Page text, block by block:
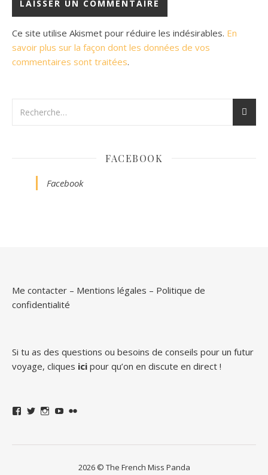
Ce site utilise Akismet pour réduire les indésirables. En
savoir plus sur la façon dont les données de vos
commentaires sont traitées.
FACEBOOK
Facebook
Me contacter – Mentions légales – Politique de
confidentialité
Si tu as des questions ou besoins de conseils pour un futur
voyage, cliques ici pour qu’on en discute en direct !
Facebook
TwitterInstagram
YouTube
2026 © The French Miss Panda